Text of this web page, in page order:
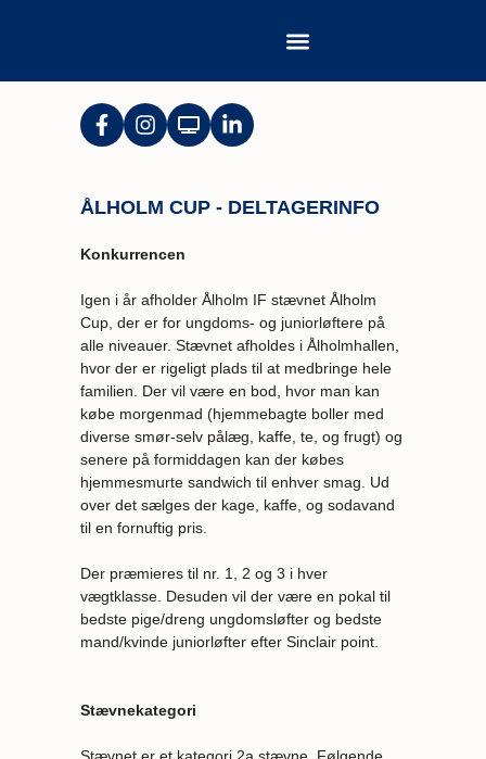
ÅLHOLM CUP - DELTAGERINFO
Konkurrencen
Igen i år afholder Ålholm IF stævnet Ålholm
Cup, der er for ungdoms- og juniorløftere på
alle niveauer. Stævnet afholdes i Ålholmhallen,
hvor der er rigeligt plads til at medbringe hele
familien. Der vil være en bod, hvor man kan
købe morgenmad (hjemmebagte boller med
diverse smør-selv pålæg, kaffe, te, og frugt) og
senere på formiddagen kan der købes
hjemmesmurte sandwich til enhver smag. Ud
over det sælges der kage, kaffe, og sodavand
til en fornuftig pris.
Der præmieres til nr. 1, 2 og 3 i hver
vægtklasse. Desuden vil der være en pokal til
bedste pige/dreng ungdomsløfter og bedste
mand/kvinde juniorløfter efter Sinclair point.
Stævnekategori